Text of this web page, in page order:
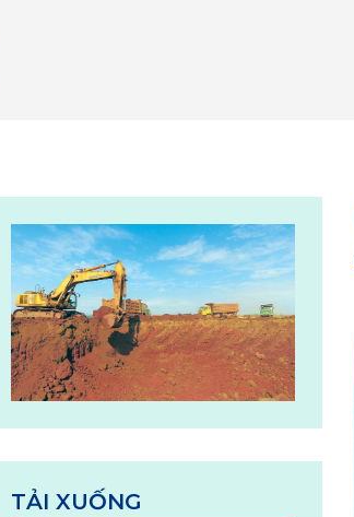
TẢI XUỐNG